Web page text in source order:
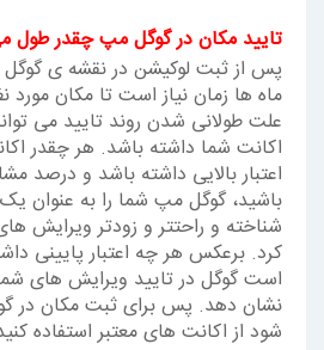
تایید مکان در گوگل مپ چقدر طول
ماه ها زمان نیاز است تا مکان مورد
علت طولانی شدن روند تایید می
اکانت شما داشته باشد. هر چقدر
اعتبار بالایی داشته باشد و درصد
باشید، گوگل مپ شما را به عنوان یک
شناخته و راحتتر و زودتر ویرایش
کرد. برعکس هر چه اعتبار پایینی
است گوگل در تایید ویرایش های
نشان دهد. پس برای ثبت مکان در
شود از اکانت های معتبر استفاده